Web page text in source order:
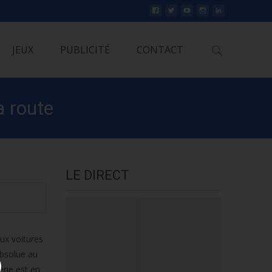
JEUX PUBLICITÉ CONTACT
route
voitures
au
est en
LE DIRECT